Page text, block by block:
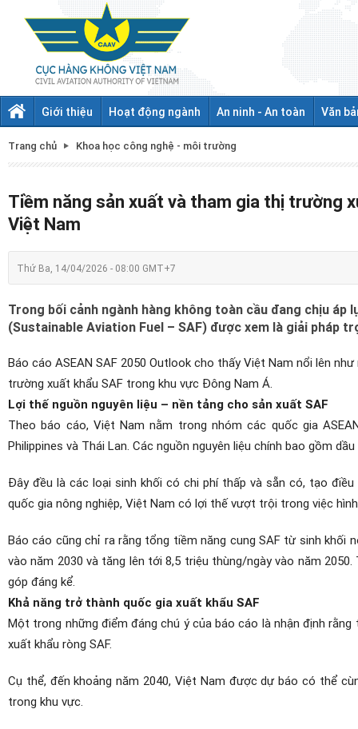
Giới thiệu Hoạt động ngành An ninh - An toàn Văn
Trang chủ Khoa học công nghệ - môi trường
Tiềm năng sản xuất và tham gia thị trường
Việt Nam
Thứ Ba, 14/04/2026 - 08:00 GMT+7
Trong bối cảnh ngành hàng không toàn cầu đang chịu áp
(Sustainable Aviation Fuel – SAF) được xem là giải pháp
Báo cáo ASEAN SAF 2050 Outlook cho thấy Việt Nam nổi lên
trường xuất khẩu SAF trong khu vực Đông Nam Á.
Lợi thế nguồn nguyên liệu – nền tảng cho sản xuất SAF
Theo báo cáo, Việt Nam nằm trong nhóm các quốc gia
Philippines và Thái Lan. Các nguồn nguyên liệu chính bao gồm
Đây đều là các loại sinh khối có chi phí thấp và sẵn có, tạo
quốc gia nông nghiệp, Việt Nam có lợi thế vượt trội trong việc
Báo cáo cũng chỉ ra rằng tổng tiềm năng cung SAF từ sinh khối
vào năm 2030 và tăng lên tới 8,5 triệu thùng/ngày vào năm
góp đáng kể.
Khả năng trở thành quốc gia xuất khẩu SAF
Một trong những điểm đáng chú ý của báo cáo là nhận định
xuất khẩu ròng SAF.
Cụ thể, đến khoảng năm 2040, Việt Nam được dự báo có thể
trong khu vực.